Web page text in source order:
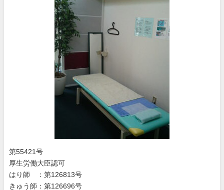
第55421号
厚生労働大臣認可
はり師 ：第126813号
きゅう師：第126696号